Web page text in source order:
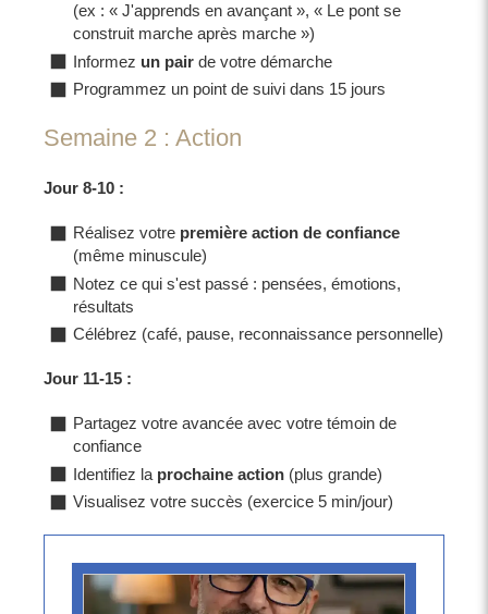
(ex : « J'apprends en avançant », « Le pont se
construit marche après marche »)
Informez un pair de votre démarche
Programmez un point de suivi dans 15 jours
Semaine 2 : Action
Jour 8-10 :
Réalisez votre première action de confiance
(même minuscule)
Notez ce qui s'est passé : pensées, émotions,
résultats
Célébrez (café, pause, reconnaissance personnelle)
Jour 11-15 :
Partagez votre avancée avec votre témoin de
confiance
Identifiez la prochaine action (plus grande)
Visualisez votre succès (exercice 5 min/jour)